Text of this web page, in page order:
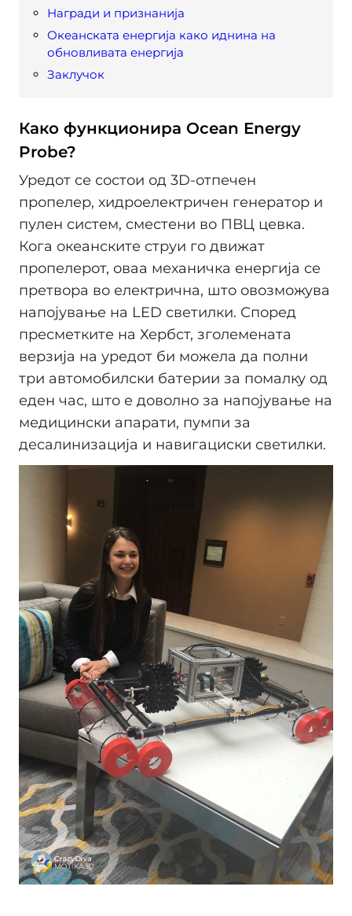
Награди и признанија
Океанската енергија како иднина на
обновливата енергија
Заклучок
Како функционира Ocean Energy
Probe?
Уредот се состои од 3D-отпечен
пропелер, хидроелектричен генератор и
пулен систем, сместени во ПВЦ цевка.
Кога океанските струи го движат
пропелерот, оваа механичка енергија се
претвора во електрична, што овозможува
напојување на LED светилки. Според
пресметките на Хербст, зголемената
верзија на уредот би можела да полни
три автомобилски батерии за помалку од
еден час, што е доволно за напојување на
медицински апарати, пумпи за
десалинизација и навигациски светилки. ​